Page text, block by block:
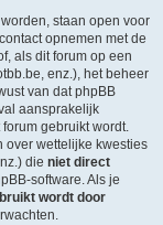
staan open voor
opnemen met de
als dit forum op een
enz.), het beheer
van dat phpBB
aansprakelijk
gebruikt wordt.
over wettelijke kwesties
die niet direct
software. Als je
wordt door